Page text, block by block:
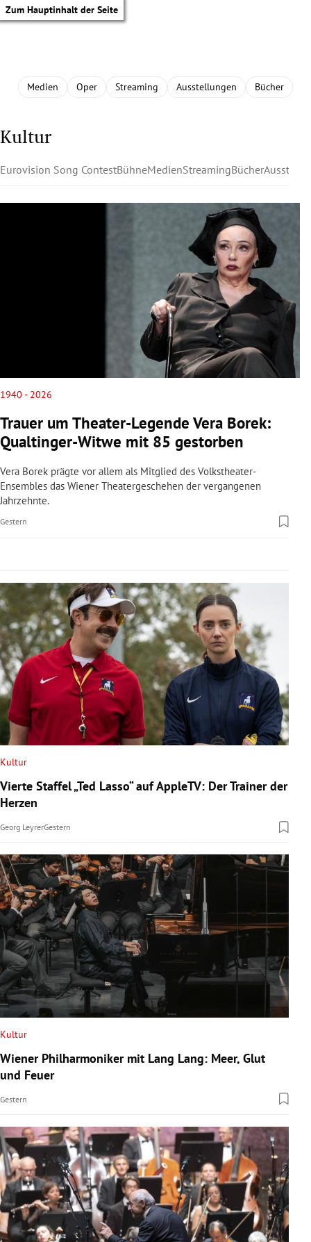
Zum Hauptinhalt der Seite
Untermenü
Untermenü
Untermenü
Untermenü
Untermenü
Medien Oper Streaming Ausstellungen Bücher
Kultur
Eurovision Song ContestBühneMedienStreamingBücher
1940 - 2026
Trauer um Theater-Legende Vera Borek:
Qualtinger-Witwe mit 85 gestorben
Vera Borek prägte vor allem als Mitglied des Volkstheater-
Ensembles das Wiener Theatergeschehen der vergangenen
Jahrzehnte.
Gestern
Kultur
Vierte Staffel „Ted Lasso“ auf AppleTV: Der Trainer der
Herzen
Georg LeyrerGestern
Kultur
Wiener Philharmoniker mit Lang Lang: Meer, Glut
und Feuer
Gestern